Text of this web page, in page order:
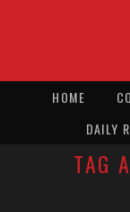
HOME
DAILY
TAG